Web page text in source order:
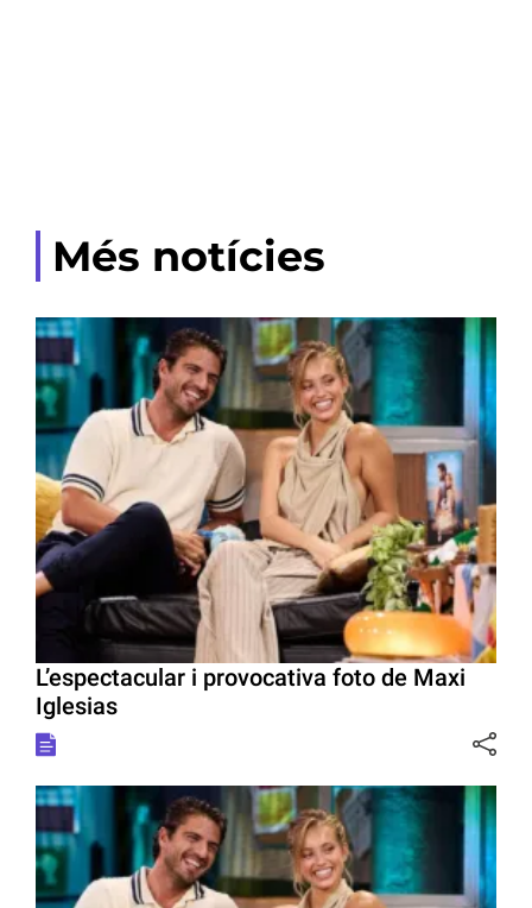
Més notícies
L’espectacular i provocativa foto de Maxi
Iglesias